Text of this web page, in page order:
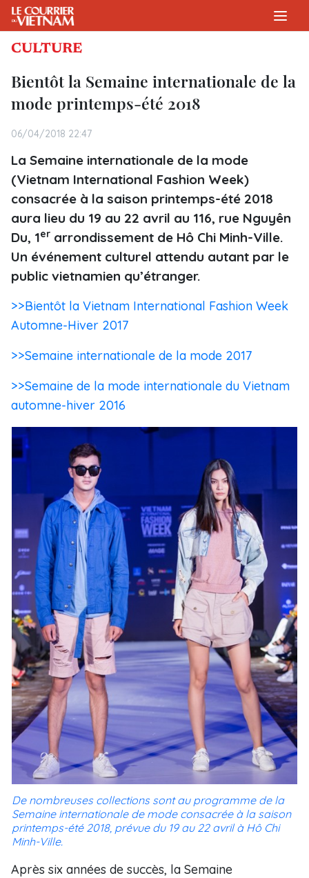
CULTURE
Bientôt la Semaine internationale de la
mode printemps-été 2018
06/04/2018 22:47
La Semaine internationale de la mode
(Vietnam International Fashion Week)
consacrée à la saison printemps-été 2018
aura lieu du 19 au 22 avril au 116, rue Nguyên
Du, 1er arrondissement de Hô Chi Minh-Ville.
Un événement culturel attendu autant par le
public vietnamien qu’étranger.
>>Bientôt la Vietnam International Fashion Week
Automne-Hiver 2017
>>Semaine internationale de la mode 2017
>>Semaine de la mode internationale du Vietnam
automne-hiver 2016
De nombreuses collections sont au programme de la
Semaine internationale de mode consacrée à la saison
printemps-été 2018, prévue du 19 au 22 avril à Hô Chi
Minh-Ville.
Après six années de succès, la Semaine